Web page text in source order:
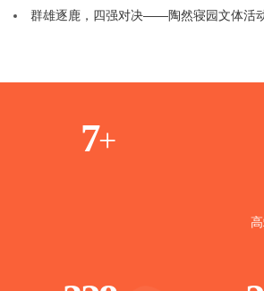
群雄逐鹿，四强对决——陶然寝园文体活
1+